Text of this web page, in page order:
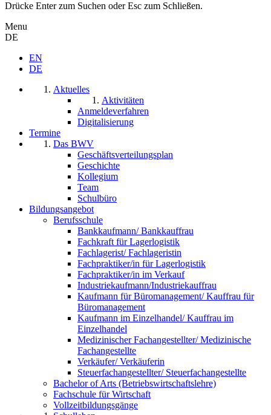
Drücke Enter zum Suchen oder Esc zum Schließen.
Menu
DE
EN
DE
Aktuelles
Aktivitäten
Anmeldeverfahren
Digitalisierung
Termine
Das BWV
Geschäftsverteilungsplan
Geschichte
Kollegium
Team
Schulbüro
Bildungsangebot
Berufsschule
Bankkaufmann/ Bankkauffrau
Fachkraft für Lagerlogistik
Fachlagerist/ Fachlageristin
Fachpraktiker/in für Lagerlogistik
Fachpraktiker/in im Verkauf
Industriekaufmann/Industriekauffrau
Kaufmann für Büromanagement/ Kauffrau für
Büromanagement
Kaufmann im Einzelhandel/ Kauffrau im
Einzelhandel
Medizinischer Fachangestellter/ Medizinische
Fachangestellte
Verkäufer/ Verkäuferin
Steuerfachangestellter/ Steuerfachangestellte
Bachelor of Arts (Betriebswirtschaftslehre)
Fachschule für Wirtschaft
Vollzeitbildungsgänge